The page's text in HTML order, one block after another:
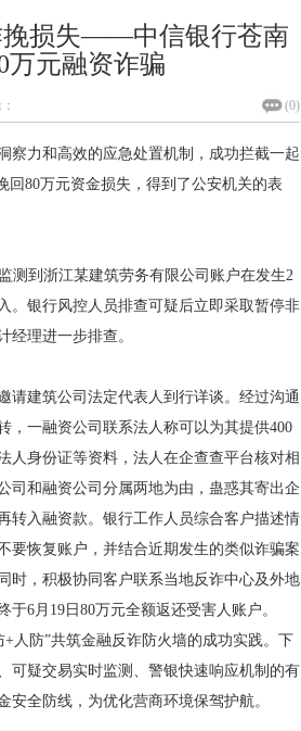
挽损失——中信银行苍南
万元融资诈骗
(0)
察力和高效的应急处置机制，成功拦截一起
回80万元资金损失，得到了公安机关的表
测到浙江某建筑劳务有限公司账户在发生2
。银行风控人员排查可疑后立即采取暂停非
经理进一步排查。
请建筑公司法定代表人到行详谈。经过沟通
，一融资公司联系法人称可以为其提供400
人身份证等资料，法人在企查查平台核对相
司和融资公司分属两地为由，蛊惑其寄出企
转入融资款。银行工作人员综合客户描述情
要恢复账户，并结合近期发生的类似诈骗案
时，积极协同客户联系当地反诈中心及外地
6月19日80万元全额返还受害人账户。
人防”共筑金融反诈防火墙的成功实践。下
可疑交易实时监测、警银快速响应机制的有
全防线，为优化营商环境保驾护航。